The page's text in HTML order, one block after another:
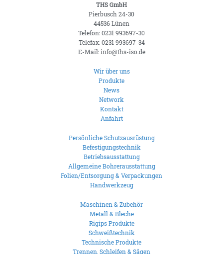
THS GmbH
Pierbusch 24-30
44536 Lünen
Telefon: 0231 993697-30
Telefax: 0231 993697-34
E-Mail: info@ths-iso.de
Wir über uns
Produkte
News
Network
Kontakt
Anfahrt
Persönliche Schutzausrüstung
Befestigungstechnik
Betriebsausstattung
Allgemeine Bohrerausstattung
Folien/Entsorgung & Verpackungen
Handwerkzeug
Maschinen & Zubehör
Metall & Bleche
Rigips Produkte
Schweißtechnik
Technische Produkte
Trennen, Schleifen & Sägen